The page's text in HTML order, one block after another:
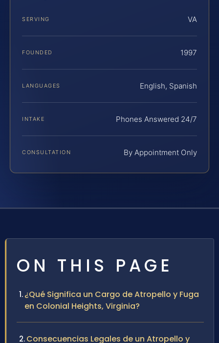
SERVING VA
FOUNDED 1997
LANGUAGES English, Spanish
INTAKE Phones Answered 24/7
CONSULTATION By Appointment Only
ON THIS PAGE
¿Qué Significa un Cargo de Atropello y Fuga
en Colonial Heights, Virginia?
Consecuencias Legales de un Atropello y